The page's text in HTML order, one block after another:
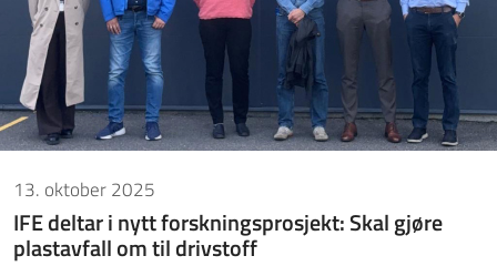
IFE
PRESSE ENGLISH
13. oktober 2025
IFE deltar i nytt forskningsprosjekt: Skal gjøre
plastavfall om til drivstoff